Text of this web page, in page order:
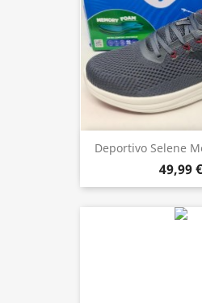
Deportivo Selene
49,99 €